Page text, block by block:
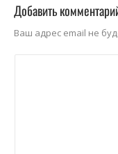
Добавить
Ваш адрес email не